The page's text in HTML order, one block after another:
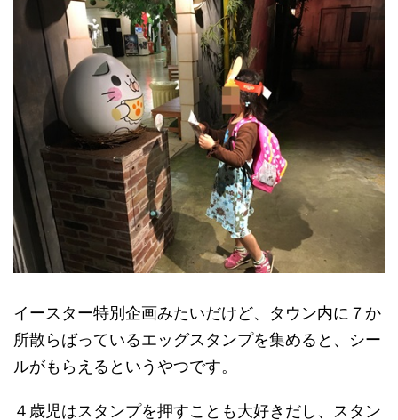
イースター特別企画みたいだけど、タウン内に７か
所散らばっているエッグスタンプを集めると、シー
ルがもらえるというやつです。
４歳児はスタンプを押すことも大好きだし、スタン